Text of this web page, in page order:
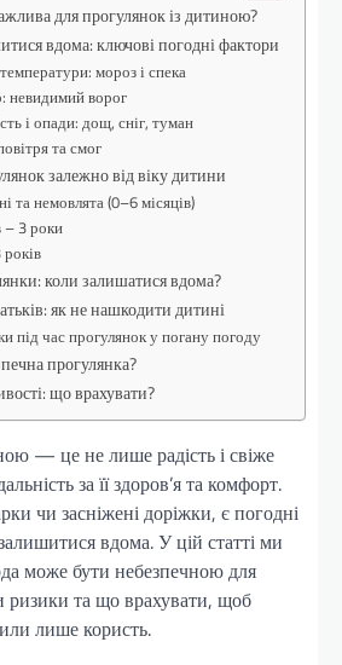
для прогулянок із дитиною?
вдома: ключові погодні фактори
мороз і спека
невидимий ворог
і опади: дощ, сніг, туман
та смог
залежно від віку дитини
та немовлята (0–6 місяців)
– 3 роки
коли залишатися вдома?
як не нашкодити дитині
під час прогулянок у погану погоду
прогулянка?
що врахувати?
— це не лише радість і свіже
за її здоров’я та комфорт.
чи засніжені доріжки, є погодні
вдома. У цій статті ми
може бути небезпечною для
ризики та що врахувати, щоб
лише користь.